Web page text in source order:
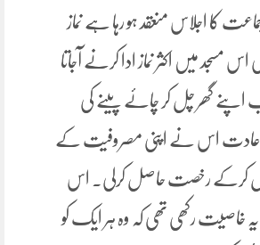
کا اجلاس منعقد ہو رہا ہے نماز
مسجد میں اکثر نماز ادا کرنے آجاتا
گھر چل کر چائے پینے کی
اس نے اپنی مصروفیت کے
کرکے رخصت حاصل کرلی۔ اس
یہ خاصیت رکھی تھی کہ وہ ہر ایک کو